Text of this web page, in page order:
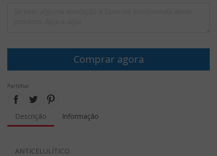
Comprar agora
Partilhar
Descrição Informação
ANTICELULÍTICO